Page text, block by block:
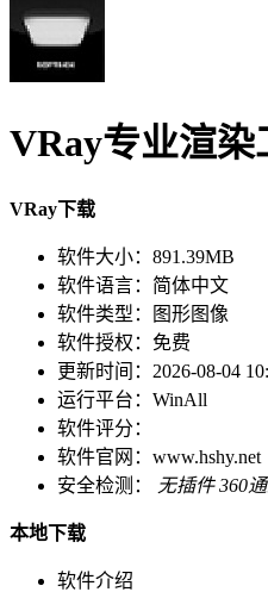
VRay专业渲染
VRay下载
软件大小： 891.39MB
软件语言： 简体中文
软件类型：
图形图像
软件授权： 免费
更新时间： 2026-08-04
运行平台： WinAll
软件评分：
软件官网： www.hshy.net
安全检测：
无插件 360
本地下载
软件介绍